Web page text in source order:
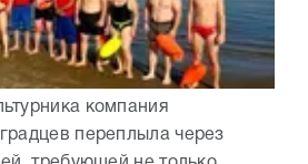
компания
переплыла через